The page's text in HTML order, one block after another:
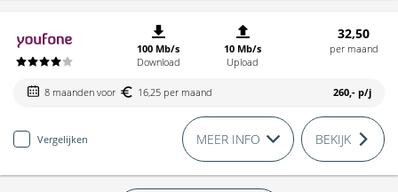
100 Mb/s
Download
10 Mb/s
Upload
32,50
per maand
8 maanden voor 16,25 per maand 260,- p/j
Vergelijken MEER INFO BEKIJK